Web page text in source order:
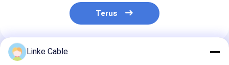
Terus
Rekomendasi Produk
Linke Cable